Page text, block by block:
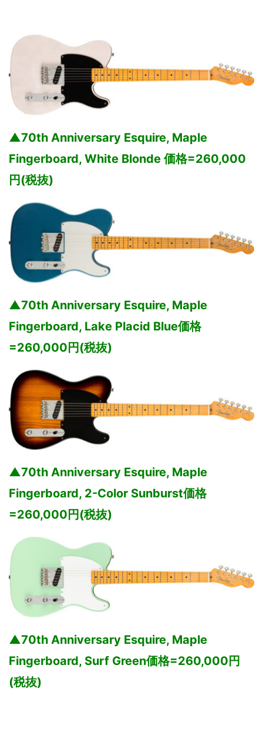
▲70th Anniversary Esquire, Maple
Fingerboard, White Blonde 価格=260,000
円(税抜)
▲70th Anniversary Esquire, Maple
Fingerboard, Lake Placid Blue価格
=260,000円(税抜)
▲70th Anniversary Esquire, Maple
Fingerboard, 2-Color Sunburst価格
=260,000円(税抜)
▲70th Anniversary Esquire, Maple
Fingerboard, Surf Green価格=260,000円
(税抜)